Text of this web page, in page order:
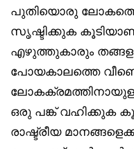
പുതിയൊരു
സൃഷ്ടിക്കുക
എഴുത്തുകാരും
പോയകാലത്തെ
ഒരു പങ്ക് വഹിക്കുക
രാഷ്ട്രീയ